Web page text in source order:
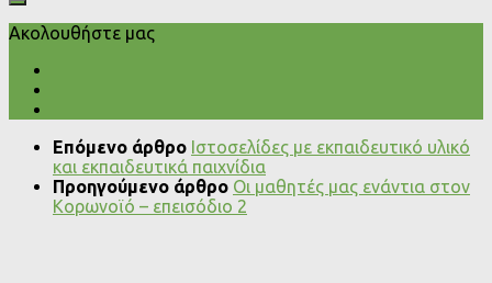
Ακολουθήστε μας
Επόμενο άρθρο Ιστοσελίδες με εκπαιδευτικό υλικό
και εκπαιδευτικά παιχνίδια
Προηγούμενο άρθρο Οι μαθητές μας ενάντια στον
Κορωνοϊό – επεισόδιο 2